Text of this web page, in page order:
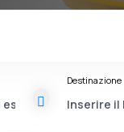
Destinazione